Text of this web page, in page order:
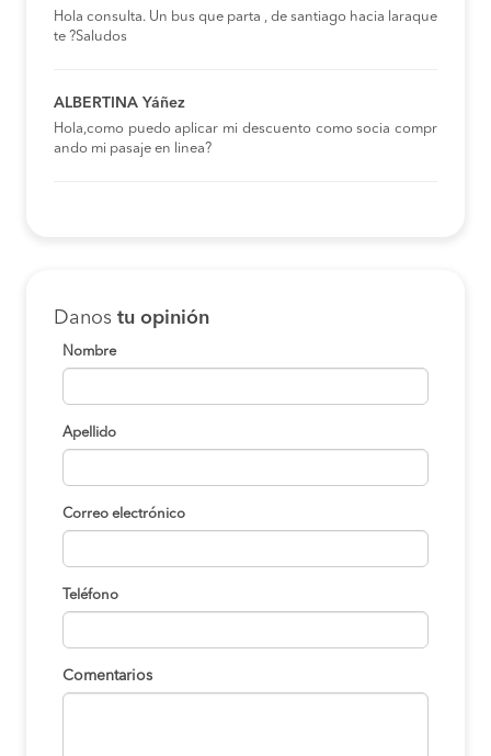
Hola consulta. Un bus que parta , de santiago hacia laraque
te ?Saludos
ALBERTINA Yáñez
Hola,como puedo aplicar mi descuento como socia compr
ando mi pasaje en linea?
Danos tu opinión
Nombre
Apellido
Correo electrónico
Teléfono
Comentarios